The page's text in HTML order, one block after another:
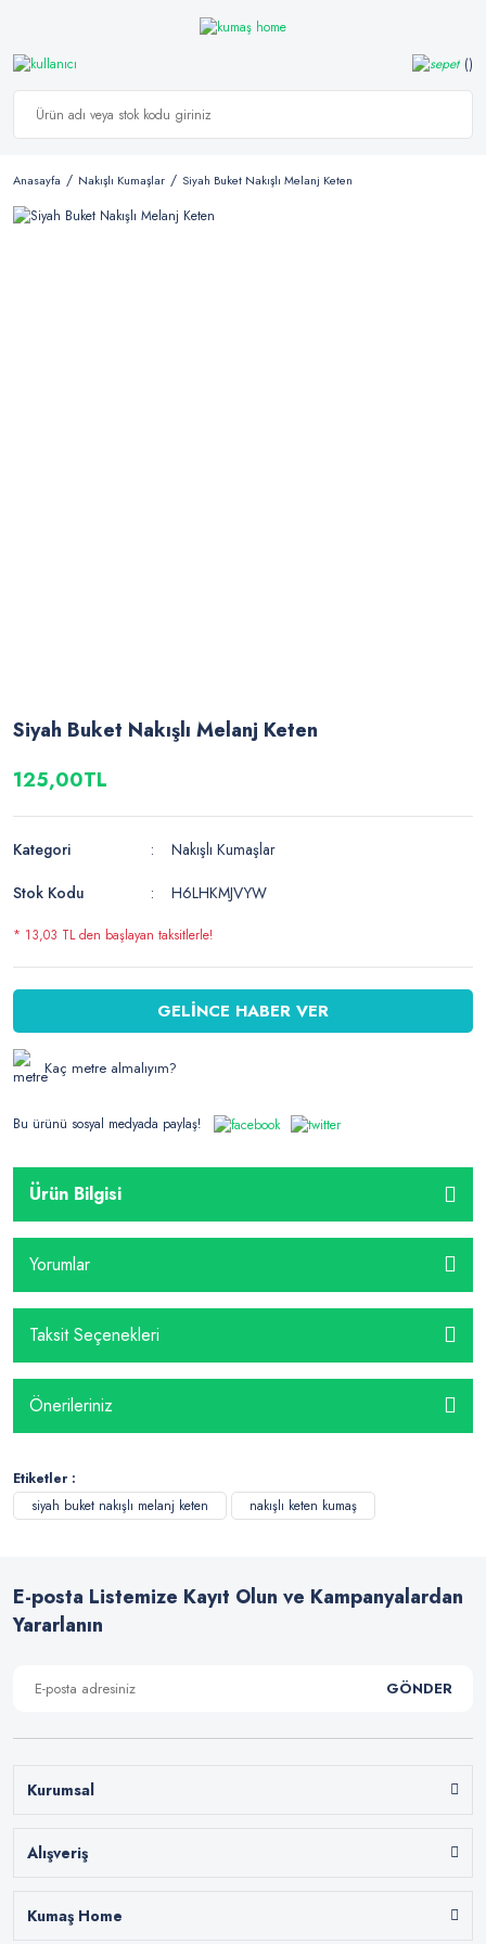
Anasayfa Nakışlı Kumaşlar Siyah Buket Nakışlı Melanj Keten
Siyah Buket Nakışlı Melanj Keten
125,00TL
Kategori
Nakışlı Kumaşlar
Stok Kodu
H6LHKMJVYW
* 13,03 TL den başlayan taksitlerle!
GELİNCE HABER VER
Kaç metre almalıyım?
Bu ürünü sosyal medyada paylaş!
Ürün Bilgisi
Yorumlar
Taksit Seçenekleri
Önerileriniz
Etiketler :
siyah buket nakışlı melanj keten
nakışlı keten kumaş
E-posta Listemize Kayıt Olun ve Kampanyalardan
Yararlanın
GÖNDER
Kurumsal
Alışveriş
Kumaş Home